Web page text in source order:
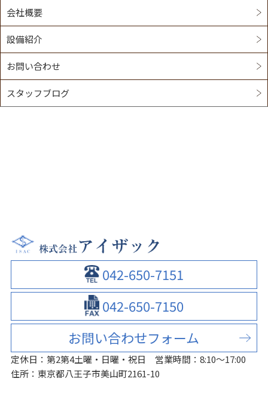
ア の優秀賞に挑戦
会社概要
設備紹介
お問い合わせ
スタッフブログ
042-650-7151
042-650-7150
お問い合わせフォーム
定休日：第2第4土曜・日曜・祝日
営業時間：8:10～17:00
住所：東京都八王子市美山町2161-10